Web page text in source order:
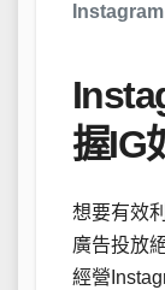
握IG
想要有效
廣告投放
經營